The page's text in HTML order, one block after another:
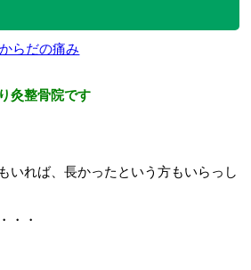
からだの痛み
灸整骨院です
いれば、長かったという方もいらっし
・・